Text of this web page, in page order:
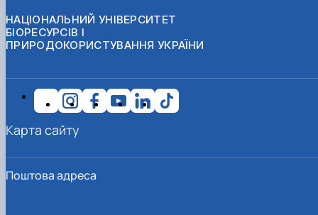
НАЦІОНАЛЬНИЙ УНІВЕРСИТЕТ
БІОРЕСУРСІВ І
ПРИРОДОКОРИСТУВАННЯ УКРАЇНИ
Поштова адреса
Карта сайту